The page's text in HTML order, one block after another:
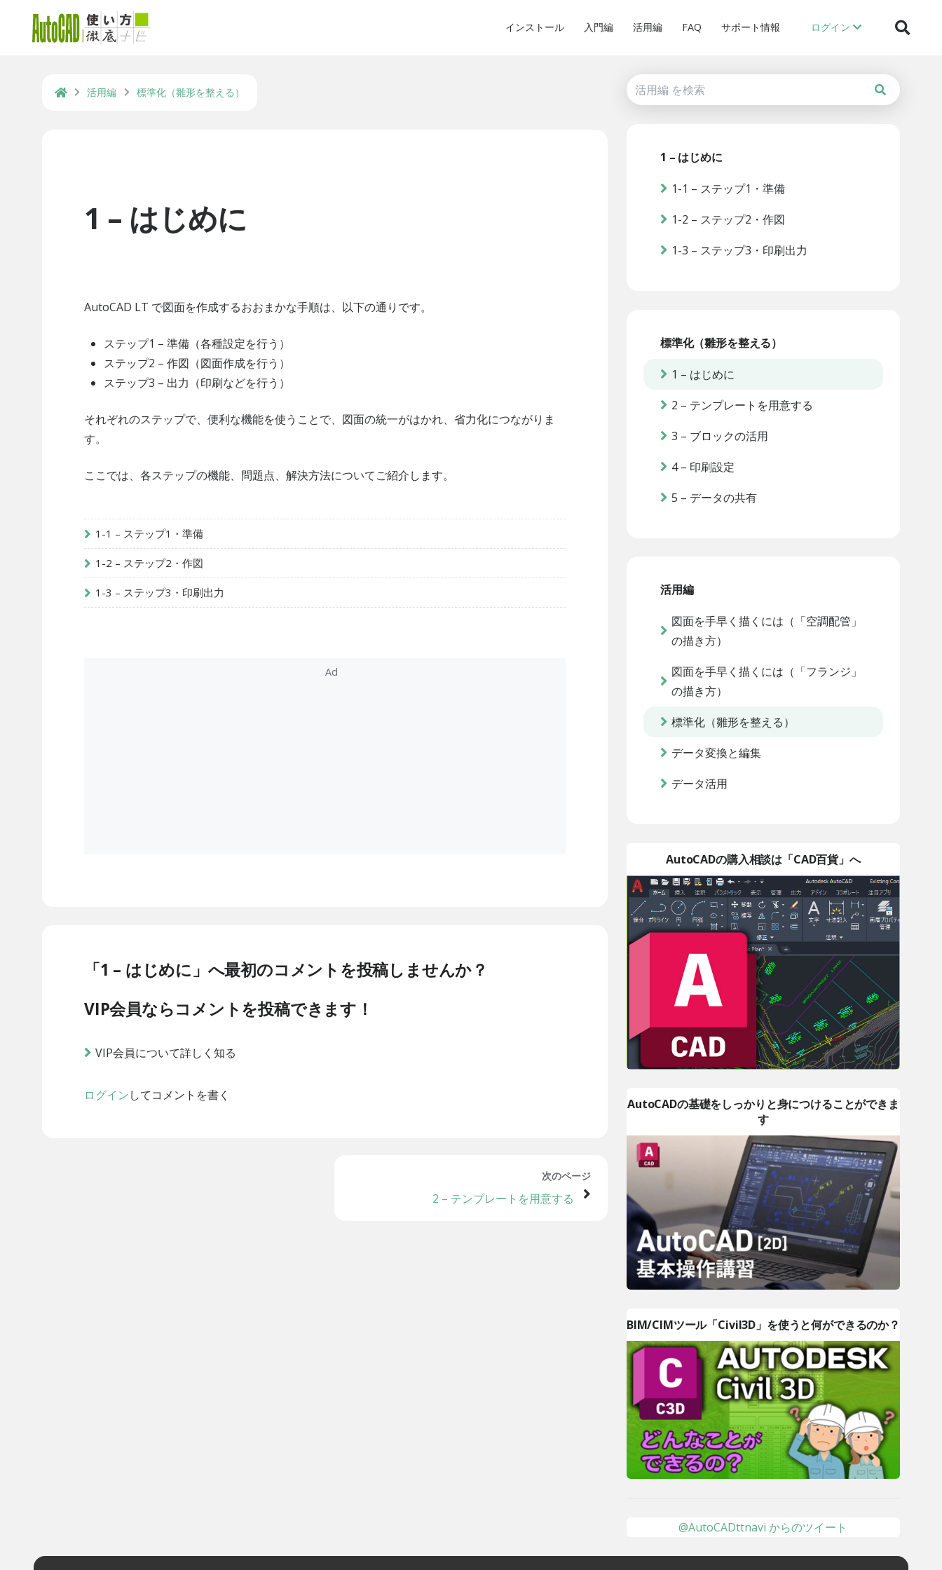
インストール 入門編 活用編 FAQ サポート情報 ログイン
活用編 標準化（雛形を整える）
1 – はじめに
AutoCAD LT で図面を作成するおおまかな手順は、以下の通りです。
ステップ1 – 準備（各種設定を行う）
ステップ2 – 作図（図面作成を行う）
ステップ3 – 出力（印刷などを行う）
それぞれのステップで、便利な機能を使うことで、図面の統一がはかれ、省力化につながりま
す。
ここでは、各ステップの機能、問題点、解決方法についてご紹介します。
1-1 – ステップ1・準備
1-2 – ステップ2・作図
1-3 – ステップ3・印刷出力
「1 – はじめに」へ最初のコメントを投稿しませんか？
VIP会員ならコメントを投稿できます！
VIP会員について詳しく知る
ログインしてコメントを書く
次のページ
2 – テンプレートを用意する
1 – はじめに
1-1 – ステップ1・準備
1-2 – ステップ2・作図
1-3 – ステップ3・印刷出力
標準化（雛形を整える）
1 – はじめに
2 – テンプレートを用意する
3 – ブロックの活用
4 – 印刷設定
5 – データの共有
活用編
図面を手早く描くには（「空調配管」
の描き方）
図面を手早く描くには（「フランジ」
の描き方）
標準化（雛形を整える）
データ変換と編集
データ活用
AutoCADの購入相談は「CAD百貨」へ
AutoCADの基礎をしっかりと身につけることができま
す
BIM/CIMツール「Civil3D」を使うと何ができるのか？
@AutoCADttnavi からのツイート